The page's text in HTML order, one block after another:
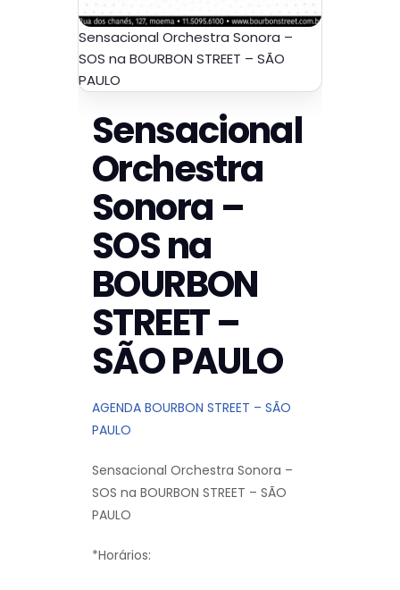
Sensacional Orchestra Sonora –
SOS na BOURBON STREET – SÃO
PAULO
Sensacional
Orchestra
Sonora –
SOS na
BOURBON
STREET –
SÃO PAULO
AGENDA BOURBON STREET – SÃO
PAULO
Sensacional Orchestra Sonora –
SOS na BOURBON STREET – SÃO
PAULO
*Horários: